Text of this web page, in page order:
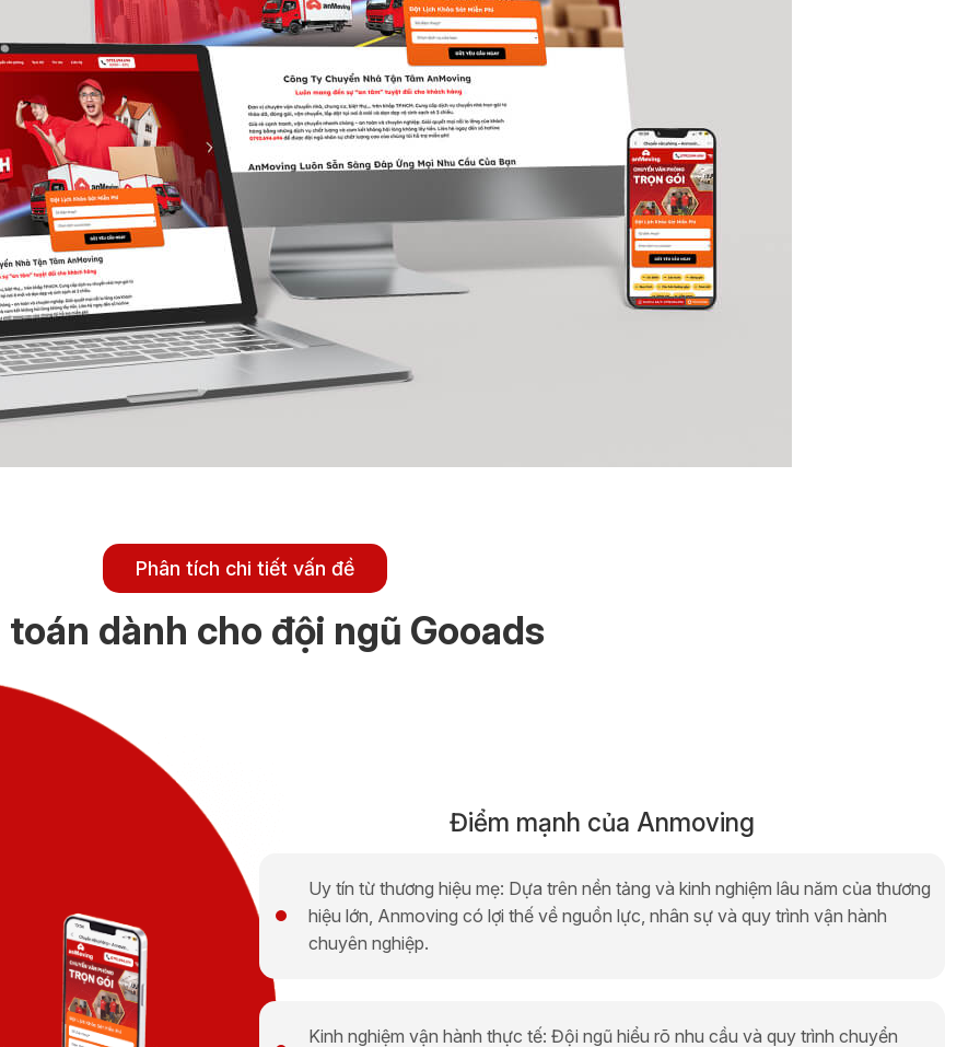
Phân tích chi tiết vấn đề
toán dành cho đội ngũ Gooads
Điểm mạnh của Anmoving
Uy tín từ thương hiệu mẹ: Dựa trên nền tảng và kinh nghiệm lâu năm của thương
hiệu lớn, Anmoving có lợi thế về nguồn lực, nhân sự và quy trình vận hành
chuyên nghiệp.
Kinh nghiệm vận hành thực tế: Đội ngũ hiểu rõ nhu cầu và quy trình chuyển